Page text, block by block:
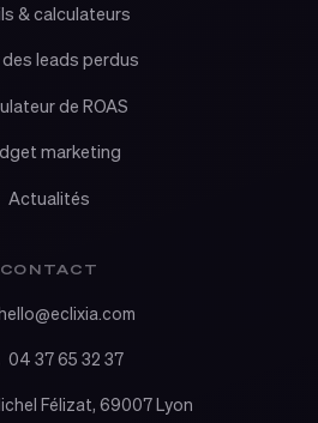
& calculateurs
leads perdus
de ROAS
marketing
Actualités
CONTACT
hello@eclixia.com
04 37 65 32 37
Félizat, 69007 Lyon